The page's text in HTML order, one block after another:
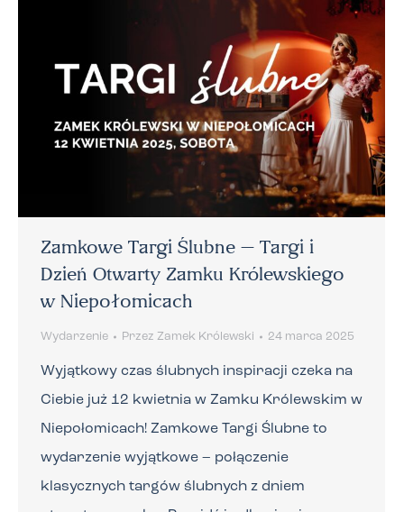
Zamkowe Targi Ślubne – Targi i
Dzień Otwarty Zamku Królewskiego
w Niepołomicach
Wydarzenie Przez Zamek Królewski 24 marca 2025
Wyjątkowy czas ślubnych inspiracji czeka na
Ciebie już 12 kwietnia w Zamku Królewskim w
Niepołomicach! Zamkowe Targi Ślubne to
wydarzenie wyjątkowe – połączenie
klasycznych targów ślubnych z dniem